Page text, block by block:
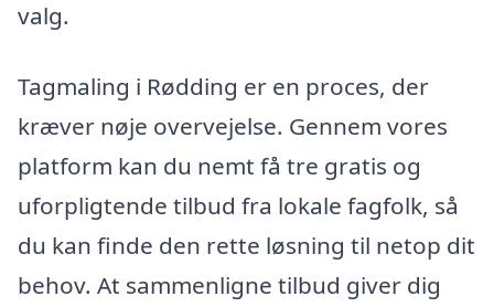
valg.
Tagmaling i Rødding er en proces, der
kræver nøje overvejelse. Gennem vores
platform kan du nemt få tre gratis og
uforpligtende tilbud fra lokale fagfolk, så
du kan finde den rette løsning til netop dit
behov. At sammenligne tilbud giver dig